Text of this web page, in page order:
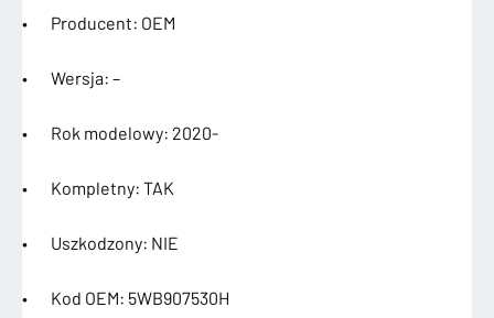
• Producent: OEM
• Wersja: –
• Rok modelowy: 2020-
• Kompletny: TAK
• Uszkodzony: NIE
• Kod OEM: 5WB907530H